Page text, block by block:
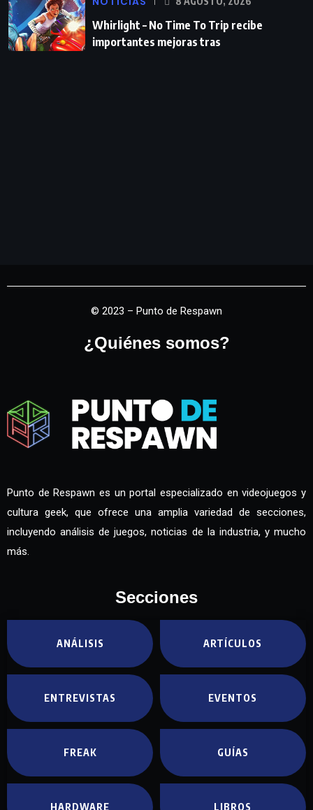
Whirlight – No Time To Trip recibe
importantes mejoras tras
© 2023 – Punto de Respawn
¿Quiénes somos?
Punto de Respawn es un portal especializado en videojuegos y
cultura geek, que ofrece una amplia variedad de secciones,
incluyendo análisis de juegos, noticias de la industria, y mucho
más.
Secciones
ANÁLISIS ARTÍCULOS
ENTREVISTAS EVENTOS
FREAK GUÍAS
HARDWARE LIBROS